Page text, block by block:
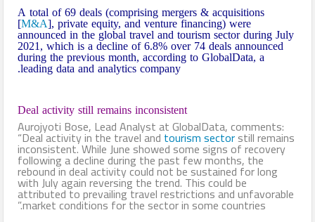
A total of 69 deals (comprising mergers & acquisitions
[M&A], private equity, and venture financing) were
announced in the global travel and tourism sector during July
2021, which is a decline of 6.8% over 74 deals announced
during the previous month, according to GlobalData, a
leading data and analytics company.
Deal activity still remains inconsistent
Aurojyoti Bose, Lead Analyst at GlobalData, comments:
“Deal activity in the travel andtourism sectorstill remains
inconsistent. While June showed some signs of recovery
following a decline during the past few months, the
rebound in deal activity could not be sustained for long
with July again reversing the trend. This could be
attributed to prevailing travel restrictions and unfavorable
market conditions for the sector in some countries.”